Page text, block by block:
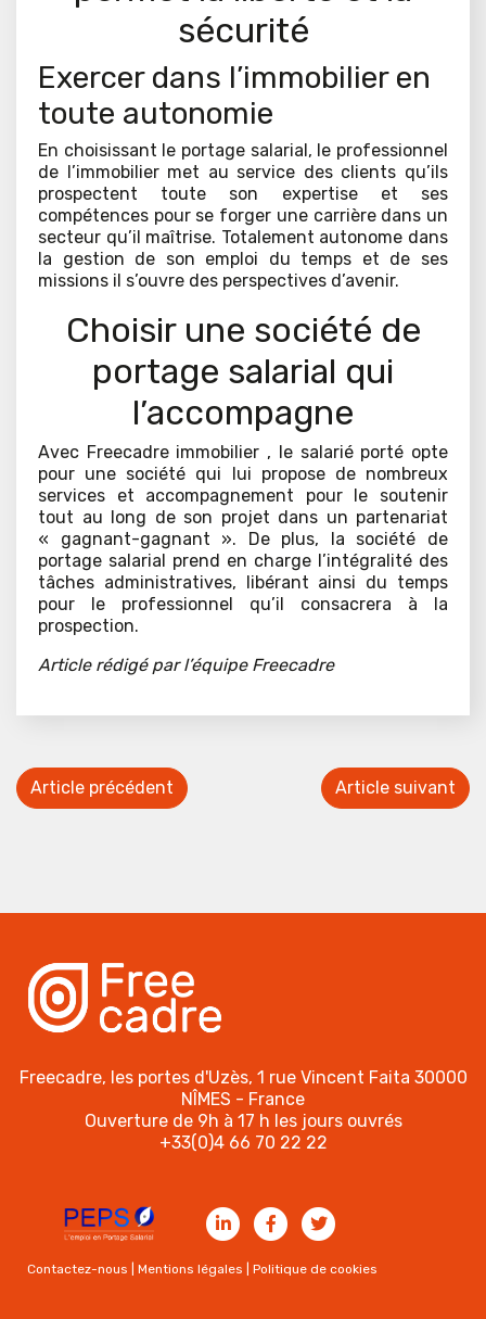
sécurité
Exercer dans l’immobilier en
toute autonomie
En choisissant le portage salarial, le professionnel
de l’immobilier met au service des clients qu’ils
prospectent toute son expertise et ses
compétences pour se forger une carrière dans un
secteur qu’il maîtrise. Totalement autonome dans
la gestion de son emploi du temps et de ses
missions il s’ouvre des perspectives d’avenir.
Choisir une société de
portage salarial qui
l’accompagne
Avec Freecadre immobilier , le salarié porté opte
pour une société qui lui propose de nombreux
services et accompagnement pour le soutenir
tout au long de son projet dans un partenariat
« gagnant-gagnant ». De plus, la société de
portage salarial prend en charge l’intégralité des
tâches administratives, libérant ainsi du temps
pour le professionnel qu’il consacrera à la
prospection.
Article rédigé par l’équipe Freecadre
Article précédent Article suivant
Freecadre, les portes d'Uzès, 1 rue Vincent Faita 30000
NÎMES - France
Ouverture de 9h à 17 h les jours ouvrés
+33(0)4 66 70 22 22
Contactez-nous |Mentions légales |Politique de cookies